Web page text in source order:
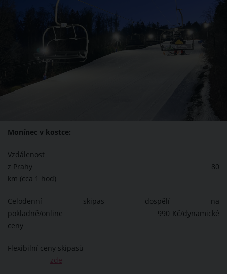
Monínec v kostce:
Vzdálenost
z Prahy 80
km (cca 1 hod)
Celodenní skipas dospělí na
pokladně/online 990 Kč/dynamické
ceny
Flexibilní ceny skipasů
zde